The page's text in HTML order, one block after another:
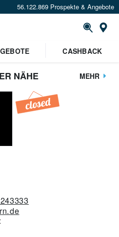
56.122.869 Prospekte & Angebote
CASHBACK
NÄHE MEHR